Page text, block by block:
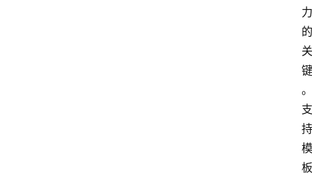
力
的
关
键
。
支
持
模
板